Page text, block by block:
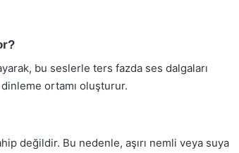
bu seslerle ters fazda ses dalgaları
ortamı oluşturur.
değildir. Bu nedenle, aşırı nemli veya suya